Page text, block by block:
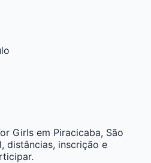
Girls em Piracicaba, São
distâncias, inscrição e